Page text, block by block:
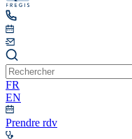
FR
EN
Prendre rdv